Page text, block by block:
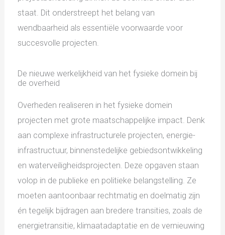
staat. Dit onderstreept het belang van
wendbaarheid als essentiële voorwaarde voor
succesvolle projecten.
De nieuwe werkelijkheid van het fysieke domein bij
de overheid
Overheden realiseren in het fysieke domein
projecten met grote maatschappelijke impact. Denk
aan complexe infrastructurele projecten, energie-
infrastructuur, binnenstedelijke gebiedsontwikkeling
en waterveiligheidsprojecten. Deze opgaven staan
volop in de publieke en politieke belangstelling. Ze
moeten aantoonbaar rechtmatig en doelmatig zijn
én tegelijk bijdragen aan bredere transities, zoals de
energietransitie, klimaatadaptatie en de vernieuwing